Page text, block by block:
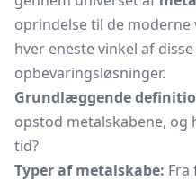
oprindelse til de moderne
hver eneste vinkel af
opbevaringsløsninger.
Grundlæggende
opstod metalskabene, og
tid?
Typer af metalskabe: Fra